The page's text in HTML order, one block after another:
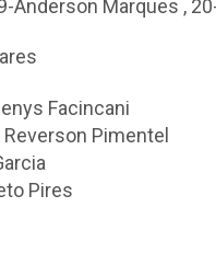
Anderson Marques ,
Facincani
Reverson Pimentel
Pires